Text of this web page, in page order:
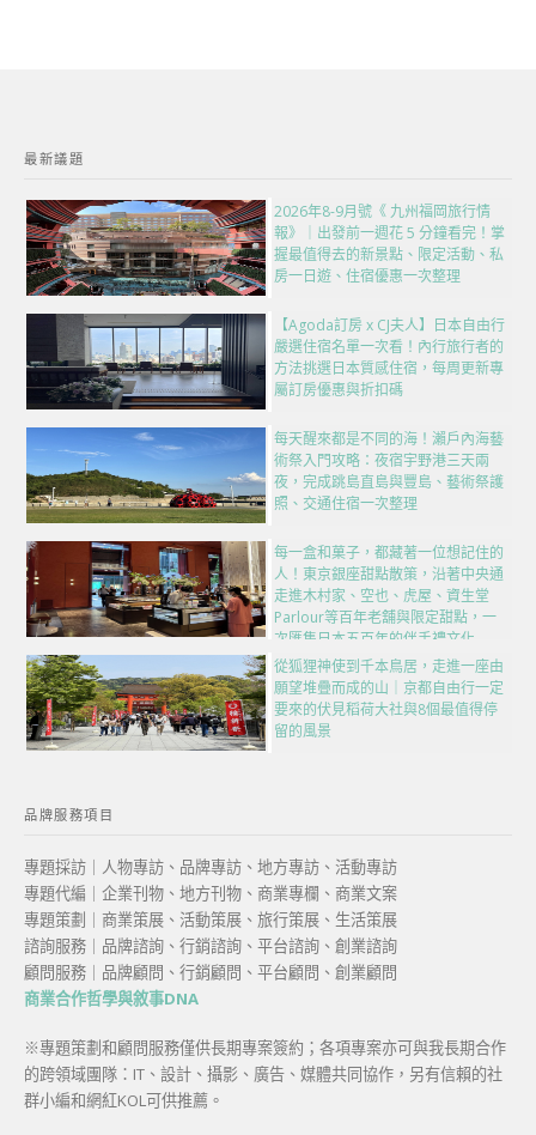
最新議題
2026年8-9月號《 九州福岡旅行情
報》｜出發前一週花 5 分鐘看完！掌
握最值得去的新景點、限定活動、私
房一日遊、住宿優惠一次整理
【Agoda訂房 x CJ夫人】日本自由行
嚴選住宿名單一次看！內行旅行者的
方法挑選日本質感住宿，每周更新專
屬訂房優惠與折扣碼
每天醒來都是不同的海！瀨戶內海藝
術祭入門攻略：夜宿宇野港三天兩
夜，完成跳島直島與豐島、藝術祭護
照、交通住宿一次整理
每一盒和菓子，都藏著一位想記住的
人！東京銀座甜點散策，沿著中央通
走進木村家、空也、虎屋、資生堂
Parlour等百年老舖與限定甜點，一
次匯集日本五百年的伴手禮文化
從狐狸神使到千本鳥居，走進一座由
願望堆疊而成的山｜京都自由行一定
要來的伏見稻荷大社與8個最值得停
留的風景
品牌服務項目
專題採訪｜人物專訪、品牌專訪、地方專訪、活動專訪
專題代編｜企業刊物、地方刊物、商業專欄、商業文案
專題策劃｜商業策展、活動策展、旅行策展、生活策展
諮詢服務｜品牌諮詢、行銷諮詢、平台諮詢、創業諮詢
顧問服務｜品牌顧問、行銷顧問、平台顧問、創業顧問
商業合作哲學與敘事DNA
※專題策劃和顧問服務僅供長期專案簽約；各項專案亦可與我長期合作
的跨領域團隊：IT、設計、攝影、廣告、媒體共同協作，另有信賴的社
群小編和網紅KOL可供推薦。